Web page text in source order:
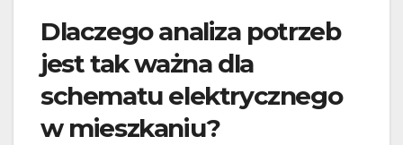
Dlaczego analiza potrzeb
jest tak ważna dla
schematu elektrycznego
w mieszkaniu?